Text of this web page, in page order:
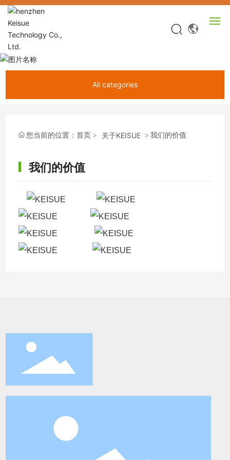
网站首页
新闻中心
服务中心
联系我们
All categories
您当前的位置：首页 关于KEISUE 我们的价值
我们的价值